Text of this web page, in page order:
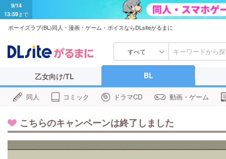
9/14
13:59まで
ボーイズラブ(BL)同人・漫画・ゲーム・ボイスならDLsiteがるまに
すべて
乙女向け/TL BL
同人 コミック ドラマCD 動画・ゲーム
こちらのキャンペーンは終了しました